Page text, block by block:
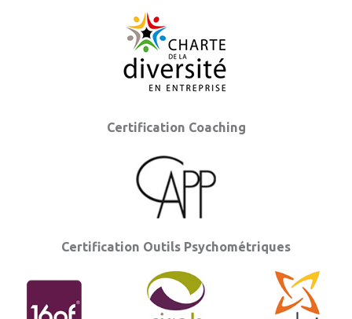
Certification Coaching
Certification Outils Psychométriques